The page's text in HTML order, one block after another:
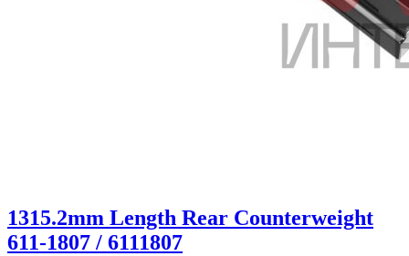
1315.2mm Length Rear Counterweight
611-1807 / 6111807